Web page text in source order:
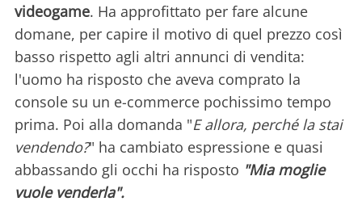
videogame. Ha approfittato per fare alcune
domane, per capire il motivo di quel prezzo così
basso rispetto agli altri annunci di vendita:
l'uomo ha risposto che aveva comprato la
console su un e-commerce pochissimo tempo
prima. Poi alla domanda "E allora, perché la stai
vendendo?" ha cambiato espressione e quasi
abbassando gli occhi ha risposto "Mia moglie
vuole venderla".